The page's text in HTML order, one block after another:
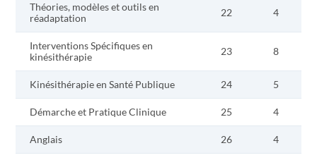
Théories, modèles et outils en
réadaptation
22 4
Interventions Spécifiques en
kinésithérapie
23 8
Kinésithérapie en Santé Publique 24 5
Démarche et Pratique Clinique 25 4
Anglais 26 4